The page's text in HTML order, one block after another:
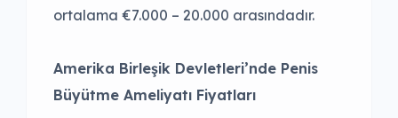
ortalama €7.000 – 20.000 arasındadır.
Amerika Birleşik Devletleri’nde Penis
Büyütme Ameliyatı Fiyatları